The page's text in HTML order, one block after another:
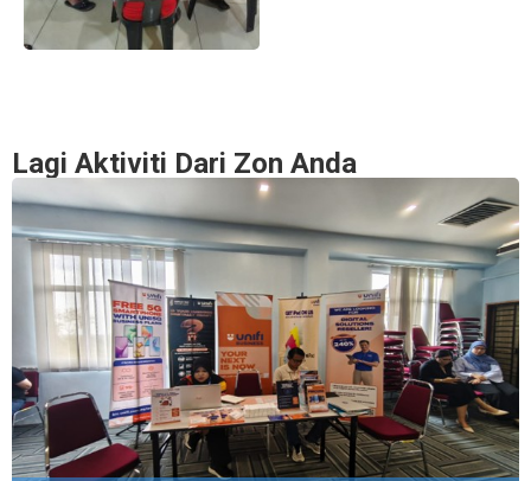
Lagi Aktiviti Dari Zon Anda